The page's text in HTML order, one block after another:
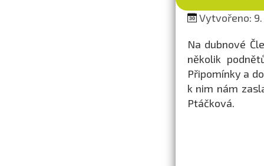
Vytvořeno: 9.
Na dubnové
několik
Připomínky a
k nim nám
Ptáčková.